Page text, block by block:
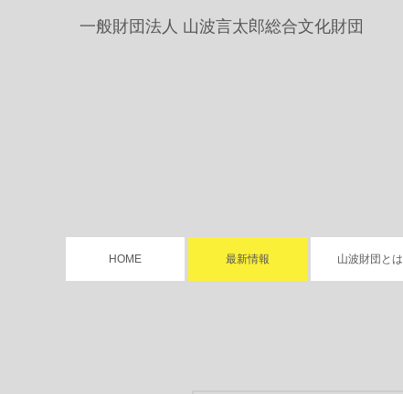
一般財団法人 山波言太郎総合文化財団
HOME 最新情報 山波財団とは